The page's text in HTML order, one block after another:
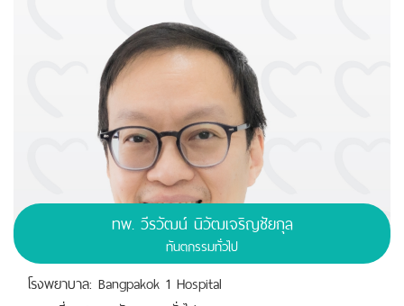
ทพ. วีรวัฒน์ นิวัฒเจริญชัยกุล
ทันตกรรมทั่วไป
โรงพยาบาล: Bangpakok 1 Hospital